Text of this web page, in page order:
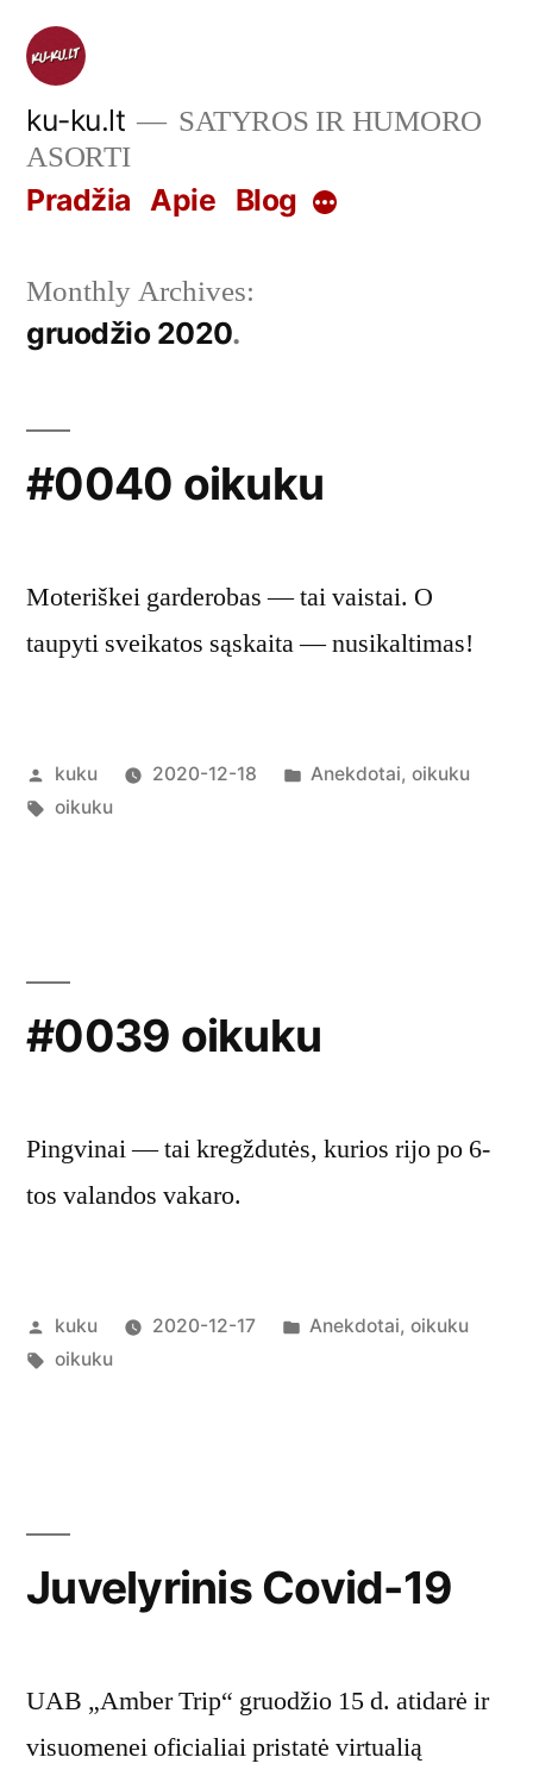
Skip
content
ku-ku.lt
SATYROS IR HUMORO
ASORTI
Pradžia Apie Blog More
Monthly Archives:
gruodžio 2020
#0040 oikuku
Moteriškei garderobas — tai vaistai. O
taupyti sveikatos sąskaita — nusikaltimas!
Posted
by
kuku 2020-12-18
Posted
Anekdotai,oikuku
Tags:
oikuku
#0039 oikuku
Pingvinai — tai kregždutės, kurios rijo po 6-
tos valandos vakaro.
Posted
by
kuku 2020-12-17
Posted
Anekdotai,oikuku
Tags:
oikuku
Juvelyrinis Covid-19
UAB „Amber Trip“ gruodžio 15 d. atidarė ir
visuomenei oficialiai pristatė virtualią